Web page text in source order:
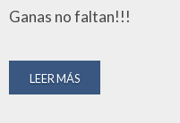
Ganas no faltan!!!
LEER MÁS